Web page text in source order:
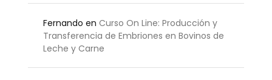
Fernando en Curso On Line: Producción y
Transferencia de Embriones en Bovinos de
Leche y Carne